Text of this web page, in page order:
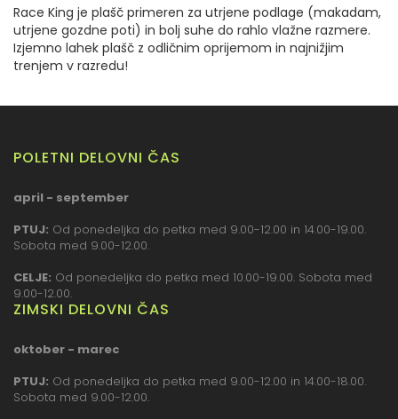
Race King je plašč primeren za utrjene podlage (makadam,
utrjene gozdne poti) in bolj suhe do rahlo vlažne razmere.
Izjemno lahek plašč z odličnim oprijemom in najnižjim
trenjem v razredu!
POLETNI DELOVNI ČAS
april - september
PTUJ: Od ponedeljka do petka med 9.00-12.00 in 14.00-19.00.
Sobota med 9.00-12.00.
CELJE: Od ponedeljka do petka med 10.00-19.00. Sobota med
9.00-12.00.
ZIMSKI DELOVNI ČAS
oktober - marec
PTUJ: Od ponedeljka do petka med 9.00-12.00 in 14.00-18.00.
Sobota med 9.00-12.00.